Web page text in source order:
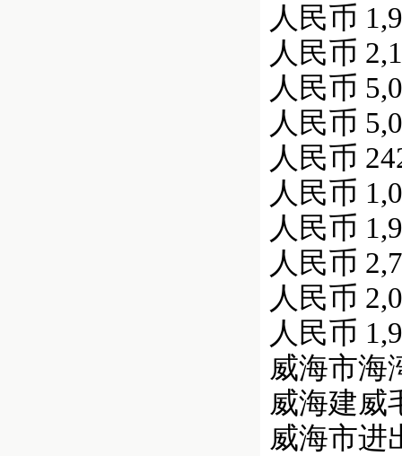
人民币
人民币
人民币
人民币
人民币
人民币
人民币
人民币
人民币
人民币
威海市海
威海建威
威海市进